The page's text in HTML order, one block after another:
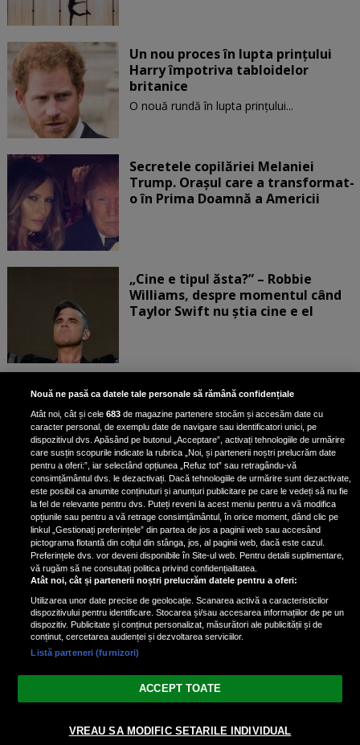
Un nou proces în lupta prinţului
Harry împotriva tabloidelor
britanice
O nouă rundă în lupta prinţului...
Secretele copilăriei Melaniei
Trump. Orașul care a transformat-
o în Prima Doamnă a Americii
„Cine e tipul ăsta?” – Robbie
Williams, despre momentul când
Taylor Swift nu știa cine e el
Bruce Dickinson, solistul trupei
Iron Maiden, şi-a arătat talentul
de scrimer la un concurs în Franţa
Nicki Minaj, acuzată de agresiune
de fostul manager: Detalii șocante
din proces
Nicki Minaj le-a lăudat pe...
Vezi varianta Desktop
© 2026 radiodcnews.ro | Toate drepturile rezervate.
Nouă ne pasă ca datele tale personale să rămână confidențiale
Atât noi, cât și cele683 de magazine partenere stocăm și accesăm date cu
caracter personal, de exemplu date de navigare sau identificatori unici, pe
dispozitivul dvs. Apăsând pe butonul „Acceptare”, activați tehnologiile de urmărire
care susțin scopurile indicate la rubrica „Noi, și partenerii noștri prelucrăm date
pentru a oferi:”, iar selectând opțiunea „Refuz tot” sau retragându-vă
consimțământul dvs. le dezactivați. Dacă tehnologiile de urmărire sunt dezactivate,
este posibil ca anumite conținuturi și anunțuri publicitare pe care le vedeți să nu fie
la fel de relevante pentru dvs. Puteți reveni la acest meniu pentru a vă modifica
opțiunile sau pentru a vă retrage consimțământul, în orice moment, dând clic pe
linkul „Gestionați preferințele” din partea de jos a paginii web sau accesând
pictograma flotantă din colțul din stânga, jos, al paginii web, dacă este cazul.
Preferințele dvs. vor deveni disponibile în Site-ul web. Pentru detalii suplimentare,
vă rugăm să ne consultați politica privind confidențialitatea.
Atât noi, cât și partenerii noștri prelucrăm datele pentru a oferi:
Utilizarea unor date precise de geolocație. Scanarea activă a caracteristicilor
dispozitivului pentru identificare. Stocarea și/sau accesarea informațiilor de pe un
dispozitiv. Publicitate și conținut personalizat, măsurători ale publicității și de
conținut, cercetarea audienței și dezvoltarea serviciilor.
Listă parteneri (furnizori)
ACCEPT TOATE
VREAU SA MODIFIC SETARILE INDIVIDUAL